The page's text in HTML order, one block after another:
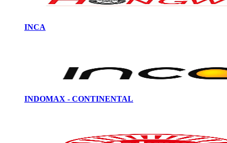
INCA
INDOMAX - CONTINENTAL